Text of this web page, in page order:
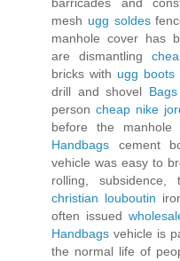
barricades and
mesh ugg soldes
manhole cover has
are dismantling
bricks with ugg boots
drill and shovel
personcheap nike
before the
Handbags cement
vehicle was easy to
rolling,
christian louboutin
often issued
Handbags vehicle is
the normal life of